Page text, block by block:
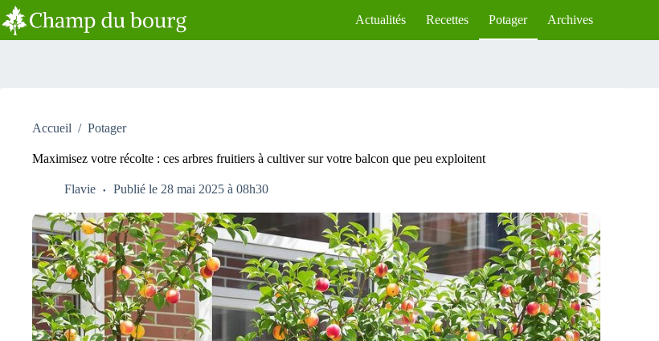
Passer
au
contenu
Actualités Recettes Potager Archives
Accueil / Potager
Maximisez votre récolte : ces arbres fruitiers à cultiver sur votre balcon que peu exploitent
Flavie Publié le 28 mai 2025 à 08h30